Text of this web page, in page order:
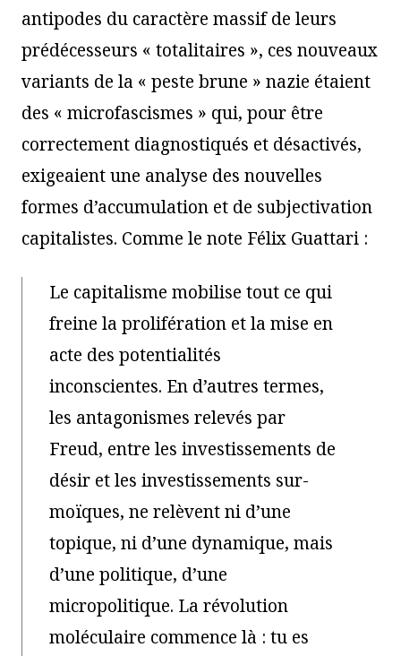
antipodes du caractère massif de leurs
prédécesseurs « totalitaires », ces nouveaux
variants de la « peste brune » nazie étaient
des « microfascismes » qui, pour être
correctement diagnostiqués et désactivés,
exigeaient une analyse des nouvelles
formes d’accumulation et de subjectivation
capitalistes. Comme le note Félix Guattari :
Le capitalisme mobilise tout ce qui
freine la prolifération et la mise en
acte des potentialités
inconscientes. En d’autres termes,
les antagonismes relevés par
Freud, entre les investissements de
désir et les investissements sur-
moïques, ne relèvent ni d’une
topique, ni d’une dynamique, mais
d’une politique, d’une
micropolitique. La révolution
moléculaire commence là : tu es